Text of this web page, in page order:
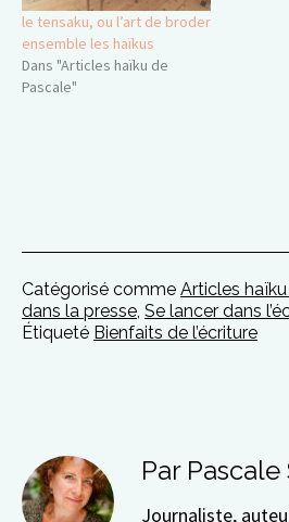
le tensaku, ou l’art de broder
ensemble les haïkus
Dans "Articles haïku de
Pascale"
Catégorisé comme Articles
dans la presse, Se lancer dans
Étiqueté Bienfaits de l’écriture
Par Pascale
Journaliste,